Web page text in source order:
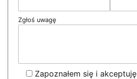
Zgłoś uwagę
Zapoznałem się i akceptuję